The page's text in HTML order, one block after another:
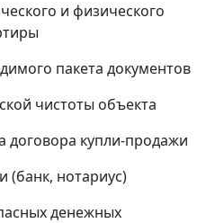
и физического
пакета документов
чистоты объекта
договора купли-продажи
(банк, нотариус)
денежных